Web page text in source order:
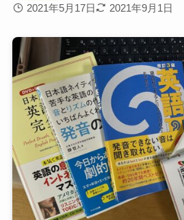
2021年5月17日
2021年9月1日